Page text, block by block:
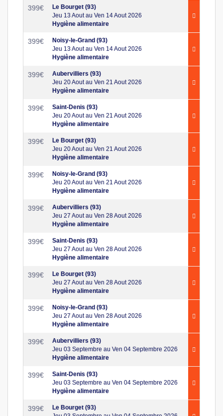
399€
Le Bourget (93)
Jeu 13 Aout au Ven 14 Aout 2026
Hygiène alimentaire
399€
Noisy-le-Grand (93)
Jeu 13 Aout au Ven 14 Aout 2026
Hygiène alimentaire
399€
Aubervilliers (93)
Jeu 20 Aout au Ven 21 Aout 2026
Hygiène alimentaire
399€
Saint-Denis (93)
Jeu 20 Aout au Ven 21 Aout 2026
Hygiène alimentaire
399€
Le Bourget (93)
Jeu 20 Aout au Ven 21 Aout 2026
Hygiène alimentaire
399€
Noisy-le-Grand (93)
Jeu 20 Aout au Ven 21 Aout 2026
Hygiène alimentaire
399€
Aubervilliers (93)
Jeu 27 Aout au Ven 28 Aout 2026
Hygiène alimentaire
399€
Saint-Denis (93)
Jeu 27 Aout au Ven 28 Aout 2026
Hygiène alimentaire
399€
Le Bourget (93)
Jeu 27 Aout au Ven 28 Aout 2026
Hygiène alimentaire
399€
Noisy-le-Grand (93)
Jeu 27 Aout au Ven 28 Aout 2026
Hygiène alimentaire
399€
Aubervilliers (93)
Jeu 03 Septembre au Ven 04 Septembre 2026
Hygiène alimentaire
399€
Saint-Denis (93)
Jeu 03 Septembre au Ven 04 Septembre 2026
Hygiène alimentaire
399€
Le Bourget (93)